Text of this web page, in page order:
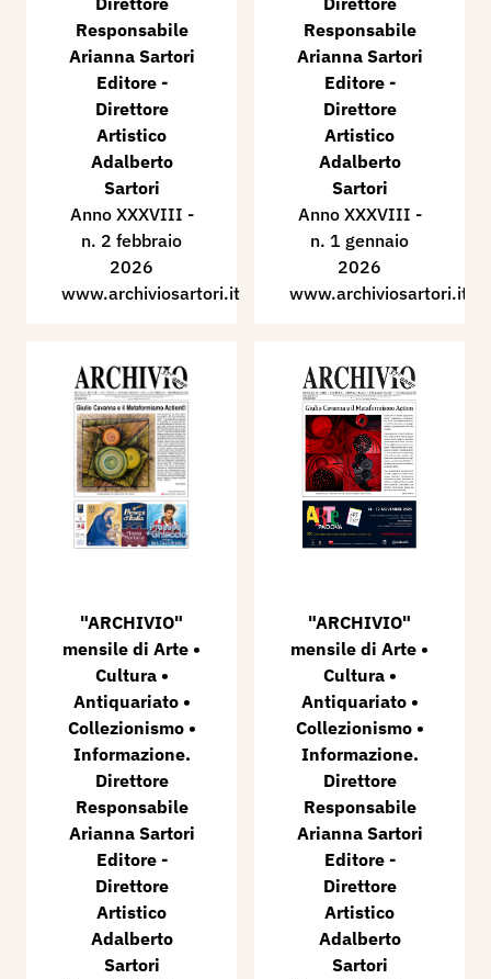
Responsabile
Arianna Sartori
Editore -
Direttore
Artistico
Adalberto
Sartori
Anno XXXVIII -
n. 2 febbraio
2026
www.archiviosartori.it
Responsabile
Arianna Sartori
Editore -
Direttore
Artistico
Adalberto
Sartori
Anno XXXVIII -
n. 1 gennaio
2026
www.archiviosartori.it
"ARCHIVIO"
mensile di Arte •
Cultura •
Antiquariato •
Collezionismo •
Informazione.
Direttore
Responsabile
Arianna Sartori
Editore -
Direttore
Artistico
Adalberto
Sartori
"ARCHIVIO"
mensile di Arte •
Cultura •
Antiquariato •
Collezionismo •
Informazione.
Direttore
Responsabile
Arianna Sartori
Editore -
Direttore
Artistico
Adalberto
Sartori